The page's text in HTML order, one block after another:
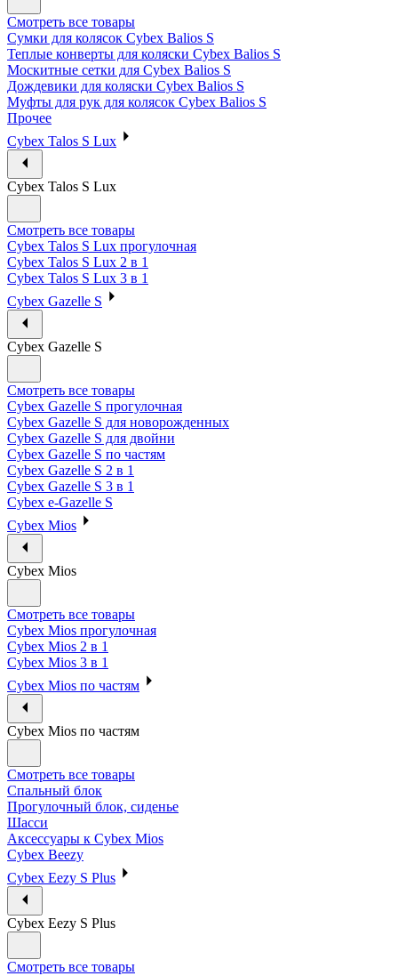
Смотреть все товары
Сумки для колясок Cybex Balios S
Теплые конверты для коляски Cybex Balios S
Москитные сетки для Cybex Balios S
Дождевики для коляски Cybex Balios S
Муфты для рук для колясок Cybex Balios S
Прочее
Cybex Talos S Lux
Cybex Talos S Lux
Смотреть все товары
Cybex Talos S Lux прогулочная
Cybex Talos S Lux 2 в 1
Cybex Talos S Lux 3 в 1
Cybex Gazelle S
Cybex Gazelle S
Смотреть все товары
Cybex Gazelle S прогулочная
Cybex Gazelle S для новорожденных
Cybex Gazelle S для двойни
Cybex Gazelle S по частям
Cybex Gazelle S 2 в 1
Cybex Gazelle S 3 в 1
Cybex e-Gazelle S
Cybex Mios
Cybex Mios
Смотреть все товары
Cybex Mios прогулочная
Cybex Mios 2 в 1
Cybex Mios 3 в 1
Cybex Mios по частям
Cybex Mios по частям
Смотреть все товары
Спальный блок
Прогулочный блок, сиденье
Шасси
Аксессуары к Cybex Mios
Cybex Beezy
Cybex Eezy S Plus
Cybex Eezy S Plus
Смотреть все товары